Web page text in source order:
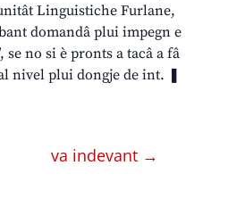
Linguistiche Furlane,
domandâ plui impegn e
se no si è pronts a tacâ a fâ
nivel plui dongje de int. ❚
va indevant →